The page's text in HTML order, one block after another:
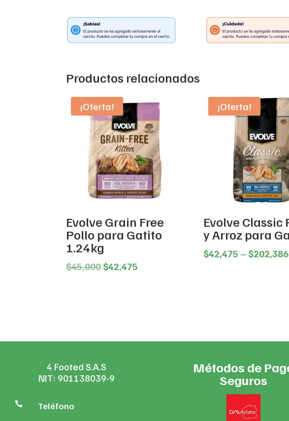
Productos relacionados
¡Oferta!
Evolve Grain Free
Pollo para Gatito
1.24kg
$45,000Original
$42,475
¡Oferta!
Evolve Classic
y Arroz para
$42,475 – $202,386
4 Footed S.A.S
NIT: 901138039-9
 Teléfono
Métodos de
Seguros